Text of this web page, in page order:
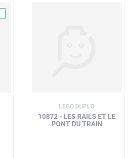
LEGO DUPLO
10872 - LES RAILS ET LE
PONT DU TRAIN